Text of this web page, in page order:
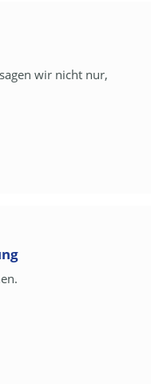
wir nicht nur,